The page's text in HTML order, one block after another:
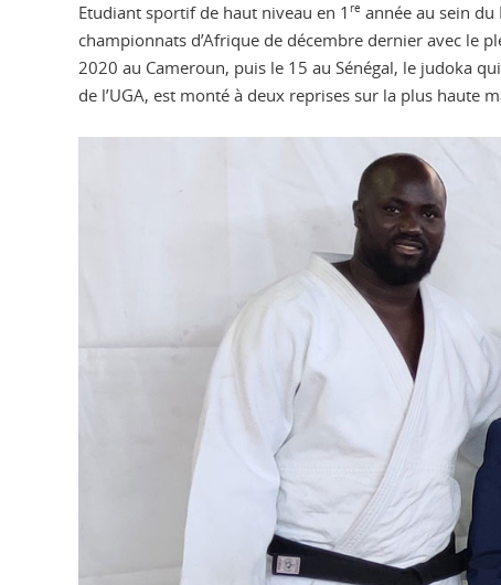
Etudiant sportif de haut niveau en 1 re année au sein du
championnats d’Afrique de décembre dernier avec le
2020 au Cameroun, puis le 15 au Sénégal, le judoka
de l’UGA, est monté à deux reprises sur la plus haute